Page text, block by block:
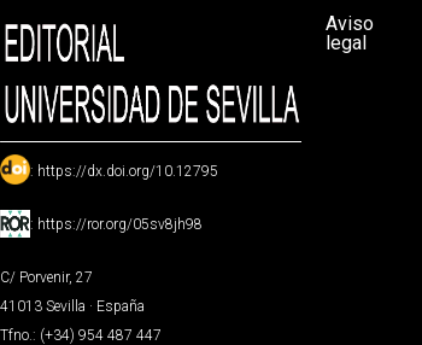
: https://dx.doi.org/10.12795
: https://ror.org/05sv8jh98
C/ Porvenir, 27
41013 Sevilla · España
Tfno.: (+34) 954 487 447
Aviso
legal